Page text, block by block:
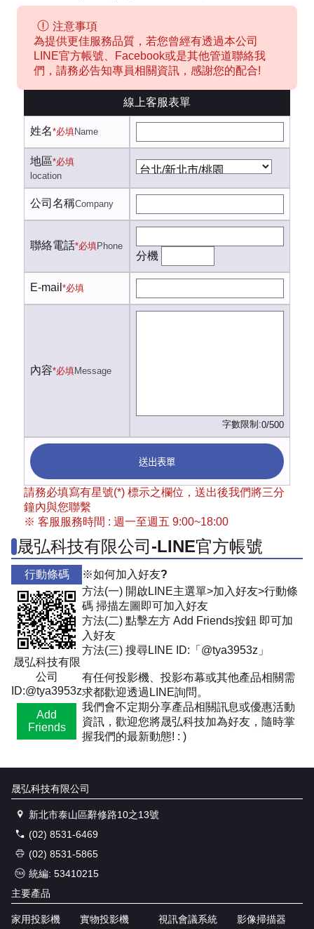
注意事項
為提供更佳服務品質，若您曾經有透過本公司
LINE官方帳號、Facebook或是其他管道聯絡我
們，請務必告知專員相關資訊，感謝您的配合!
線上客服表單
姓名*必填Name
地區*必填
location
公司名稱Company
聯絡電話*必填Phone
分機
E-mail *必填
內容*必填Message
字數限制:0/500
送出表單
請務必填寫有星號(*) 標示之欄位，送出後我們將三分
鐘內與您聯繫
※ 客服服務時間 : 週一至週五 9:00~18:00
晟弘科技有限公司-LINE官方帳號
行動條碼
晟弘科技有限
公司
ID:@tya3953z
Add
Friends
※如何加入好友?
方法(一) 開啟LINE主選單>加入好友>行動條
碼 掃描左圖即可加入好友
方法(二) 點擊左方 Add Friends按鈕 即可加
入好友
方法(三) 搜尋LINE ID:「@tya3953z」
有任何投影機、投影布幕或其他產品相關需
求都歡迎透過LINE詢問。
我們會不定期分享產品相關訊息或優惠活動
資訊，歡迎您將晟弘科技加為好友，隨時掌
握我們的最新動態! : )
晟弘科技有限公司
新北市泰山區辭修路10之13號
(02) 8531-6469
(02) 8531-5865
統編: 53410215
主要產品
家用投影機 實物投影機 視訊會議系統 影像掃描器